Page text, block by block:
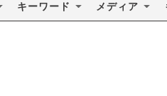
キーワード メディア